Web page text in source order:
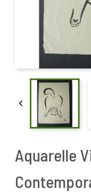

Aquarelle